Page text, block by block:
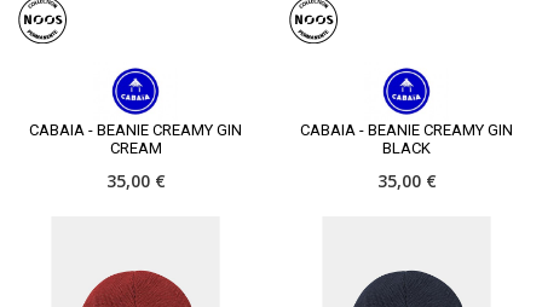
CABAIA - BEANIE CREAMY GIN
CREAM
35,00 €
CABAIA - BEANIE CREAMY GIN
BLACK
35,00 €